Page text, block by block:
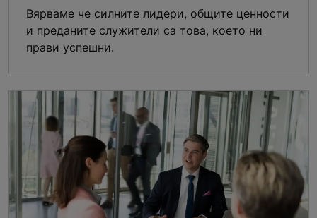
Вярваме че силните лидери, общите ценности
и преданите служители са това, което ни
прави успешни.